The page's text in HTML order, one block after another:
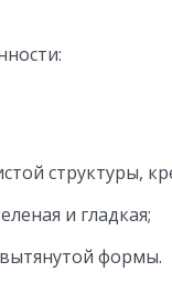
структуры,
и гладкая;
вытянутой формы.